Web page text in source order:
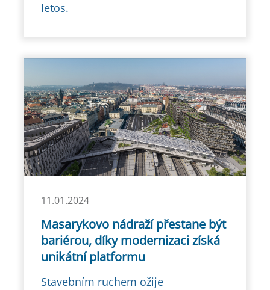
letos.
11.01.2024
Masarykovo nádraží přestane být
bariérou, díky modernizaci získá
unikátní platformu
Stavebním ruchem ožije